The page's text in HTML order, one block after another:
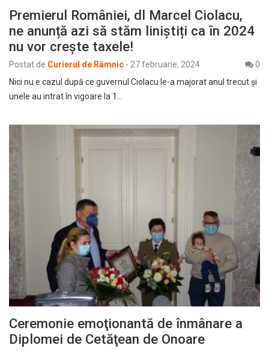
Premierul României, dl Marcel Ciolacu,
ne anunță azi să stăm liniștiți ca în 2024
nu vor crește taxele!
Postat de Curierul de Râmnic - 27 februarie, 2024
0
Nici nu e cazul după ce guvernul Ciolacu le-a majorat anul trecut și
unele au intrat în vigoare la 1…
Ceremonie emoţionantă de înmânare a
Diplomei de Cetăţean de Onoare